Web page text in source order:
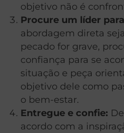
objetivo não é
Procure um líder
abordagem direta
pecado for grave,
confiança para se
situação e peça
objetivo dele como
o bem-estar.
Entregue e confie:
acordo com a